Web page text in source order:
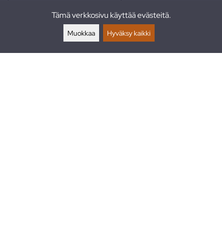
Tämä verkkosivu käyttää evästeitä.
Muokkaa Hyväksy kaikki